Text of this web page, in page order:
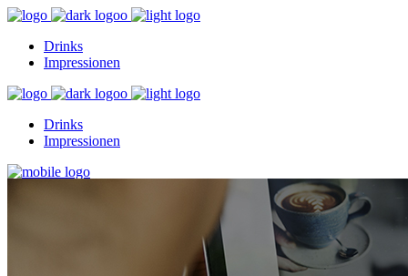
Drinks
Impressionen
Drinks
Impressionen